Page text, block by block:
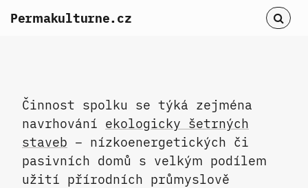
Permakulturne.cz
Činnost spolku se týká zejména
navrhování ekologicky šetrných
staveb – nízkoenergetických či
pasivních domů s velkým podílem
užití přírodních průmyslově